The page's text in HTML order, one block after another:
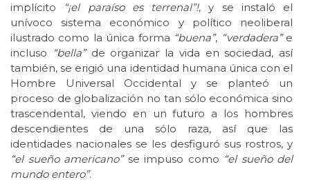
implícito
“¡el paraíso es terrenal”!, y se instaló el
unívoco sistema económico y político neoliberal
ilustrado como la única forma “buena”, “verdadera” e
incluso
“bella”de organizar la vida en sociedad, así
también, se erigió una identidad humana única con el
Hombre Universal Occidental y se planteó un
proceso de globalización no tan sólo económica sino
trascendental, viendo en un futuro a los hombres
descendientes de una sólo raza, así que las
identidades nacionales se les desfiguró sus rostros, y
“el sueño americano”se impuso como “el sueño del
mundo entero”.